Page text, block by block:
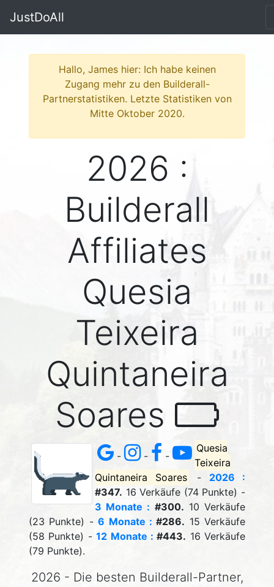
JustDoAll
Hallo, James hier: Ich habe keinen
Zugang mehr zu den Builderall-
Partnerstatistiken. Letzte Statistiken von
Mitte Oktober 2020.
2026 :
Builderall
Affiliates
Quesia
Teixeira
Quintaneira
Soares
- - -
Quesia
Teixeira
Quintaneira Soares
- 2026 :
#347. 16 Verkäufe (74 Punkte) -
3 Monate : #300. 10 Verkäufe
(23 Punkte) -6 Monate : #286. 15 Verkäufe
(58 Punkte) -12 Monate : #443. 16 Verkäufe
(79 Punkte).
2026 - Die besten Builderall-Partner,